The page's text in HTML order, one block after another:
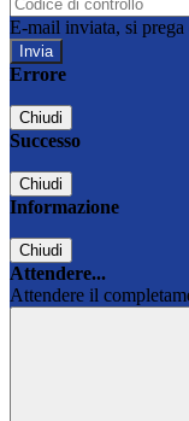
E-mail inviata, si
Errore
Chiudi
Successo
Chiudi
Informazione
Chiudi
Attendere...
Attendere il